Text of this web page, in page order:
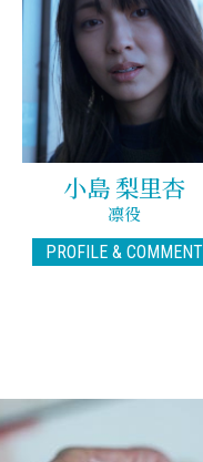
小島 梨里杏
凛役
PROFILE & COMMENT